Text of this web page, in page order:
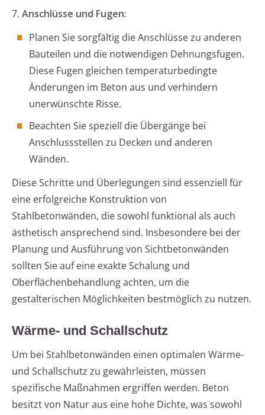
7. Anschlüsse und Fugen:
Planen Sie sorgfältig die Anschlüsse zu anderen
Bauteilen und die notwendigen Dehnungsfugen.
Diese Fugen gleichen temperaturbedingte
Änderungen im Beton aus und verhindern
unerwünschte Risse.
Beachten Sie speziell die Übergänge bei
Anschlussstellen zu Decken und anderen
Wänden.
Diese Schritte und Überlegungen sind essenziell für
eine erfolgreiche Konstruktion von
Stahlbetonwänden, die sowohl funktional als auch
ästhetisch ansprechend sind. Insbesondere bei der
Planung und Ausführung von Sichtbetonwänden
sollten Sie auf eine exakte Schalung und
Oberflächenbehandlung achten, um die
gestalterischen Möglichkeiten bestmöglich zu nutzen.
Wärme- und Schallschutz
Um bei Stahlbetonwänden einen optimalen Wärme-
und Schallschutz zu gewährleisten, müssen
spezifische Maßnahmen ergriffen werden. Beton
besitzt von Natur aus eine hohe Dichte, was sowohl